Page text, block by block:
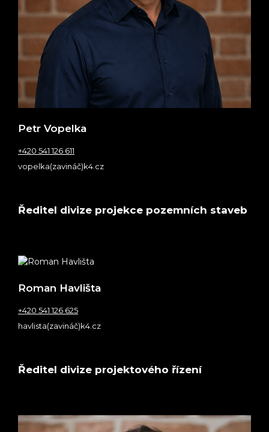
Petr Vopelka
+420 541 126 611
vopelka(zavináč)k4.cz
Ředitel divize projekce pozemních staveb
Roman Havlišta
+420 541 126 625
havlista(zavináč)k4.cz
Ředitel divize projektového řízení